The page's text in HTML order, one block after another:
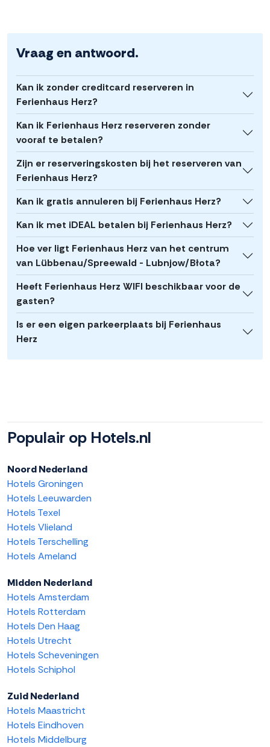
Vraag en antwoord.
Kan ik zonder creditcard reserveren in
Ferienhaus Herz?
Kan ik Ferienhaus Herz reserveren zonder
vooraf te betalen?
Zijn er reserveringskosten bij het reserveren van
Ferienhaus Herz?
Kan ik gratis annuleren bij Ferienhaus Herz?
Kan ik met iDEAL betalen bij Ferienhaus Herz?
Hoe ver ligt Ferienhaus Herz van het centrum
van Lübbenau/Spreewald - Lubnjow/Błota?
Heeft Ferienhaus Herz WIFI beschikbaar voor de
gasten?
Is er een eigen parkeerplaats bij Ferienhaus
Herz
Populair op Hotels.nl
Noord Nederland
Hotels Groningen
Hotels Leeuwarden
Hotels Texel
Hotels Vlieland
Hotels Terschelling
Hotels Ameland
Midden Nederland
Hotels Amsterdam
Hotels Rotterdam
Hotels Den Haag
Hotels Utrecht
Hotels Scheveningen
Hotels Schiphol
Zuid Nederland
Hotels Maastricht
Hotels Eindhoven
Hotels Middelburg